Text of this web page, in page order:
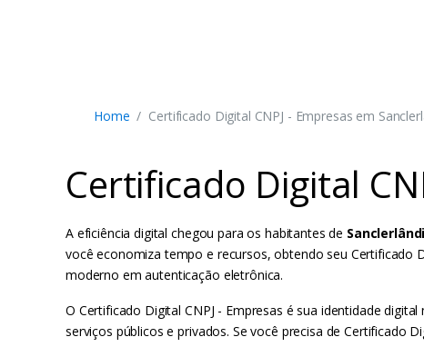
Home Certificado Digital CNPJ - Empresas em
Certificado Digital
A eficiência digital chegou para os habitantes de
você economiza tempo e recursos, obtendo seu Certificado
moderno em autenticação eletrônica.
O Certificado Digital CNPJ - Empresas é sua identidade
serviços públicos e privados. Se você precisa de Certificado